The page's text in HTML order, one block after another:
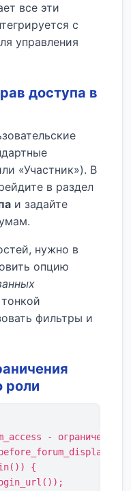
все эти
с
управления
доступа в
«Участник»). В
в раздел
и задайте
нужно в
опцию
фильтры и
роли
- ограничение
{